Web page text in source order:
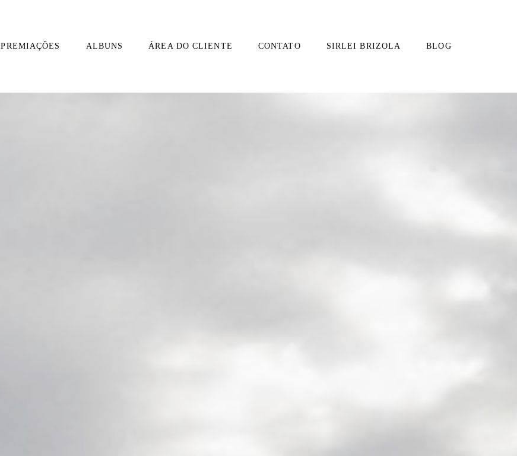
PREMIAÇÕES ALBUNS ÁREA DO CLIENTE CONTATO SIRLEI BRIZOLA BLOG